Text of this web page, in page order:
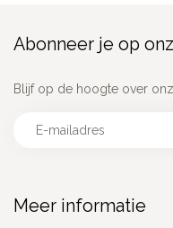
Meer informatie
Abonneer je op
Blijf op de hoogte over